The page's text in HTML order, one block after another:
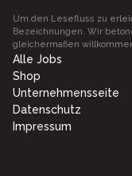
Um den Lesefluss zu
Bezeichnungen. Wir
gleichermaßen
Alle Jobs
Shop
Unternehmensseite
Datenschutz
Impressum